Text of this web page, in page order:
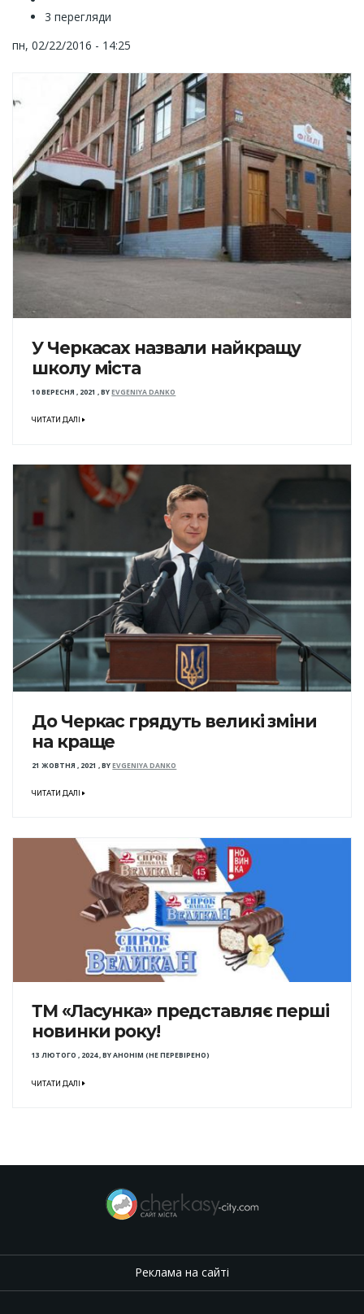
3 перегляди
пн, 02/22/2016 - 14:25
У Черкасах назвали найкращу
школу міста
10 ВЕРЕСНЯ , 2021 ,BYEVGENIYA DANKO
ЧИТАТИ ДАЛІ
До Черкас грядуть великі зміни
на краще
21 ЖОВТНЯ , 2021 ,BYEVGENIYA DANKO
ЧИТАТИ ДАЛІ
ТМ «Ласунка» представляє перші
новинки року!
13 ЛЮТОГО , 2024,BYАНОНІМ (НЕ ПЕРЕВІРЕНО)
ЧИТАТИ ДАЛІ
Реклама на сайті